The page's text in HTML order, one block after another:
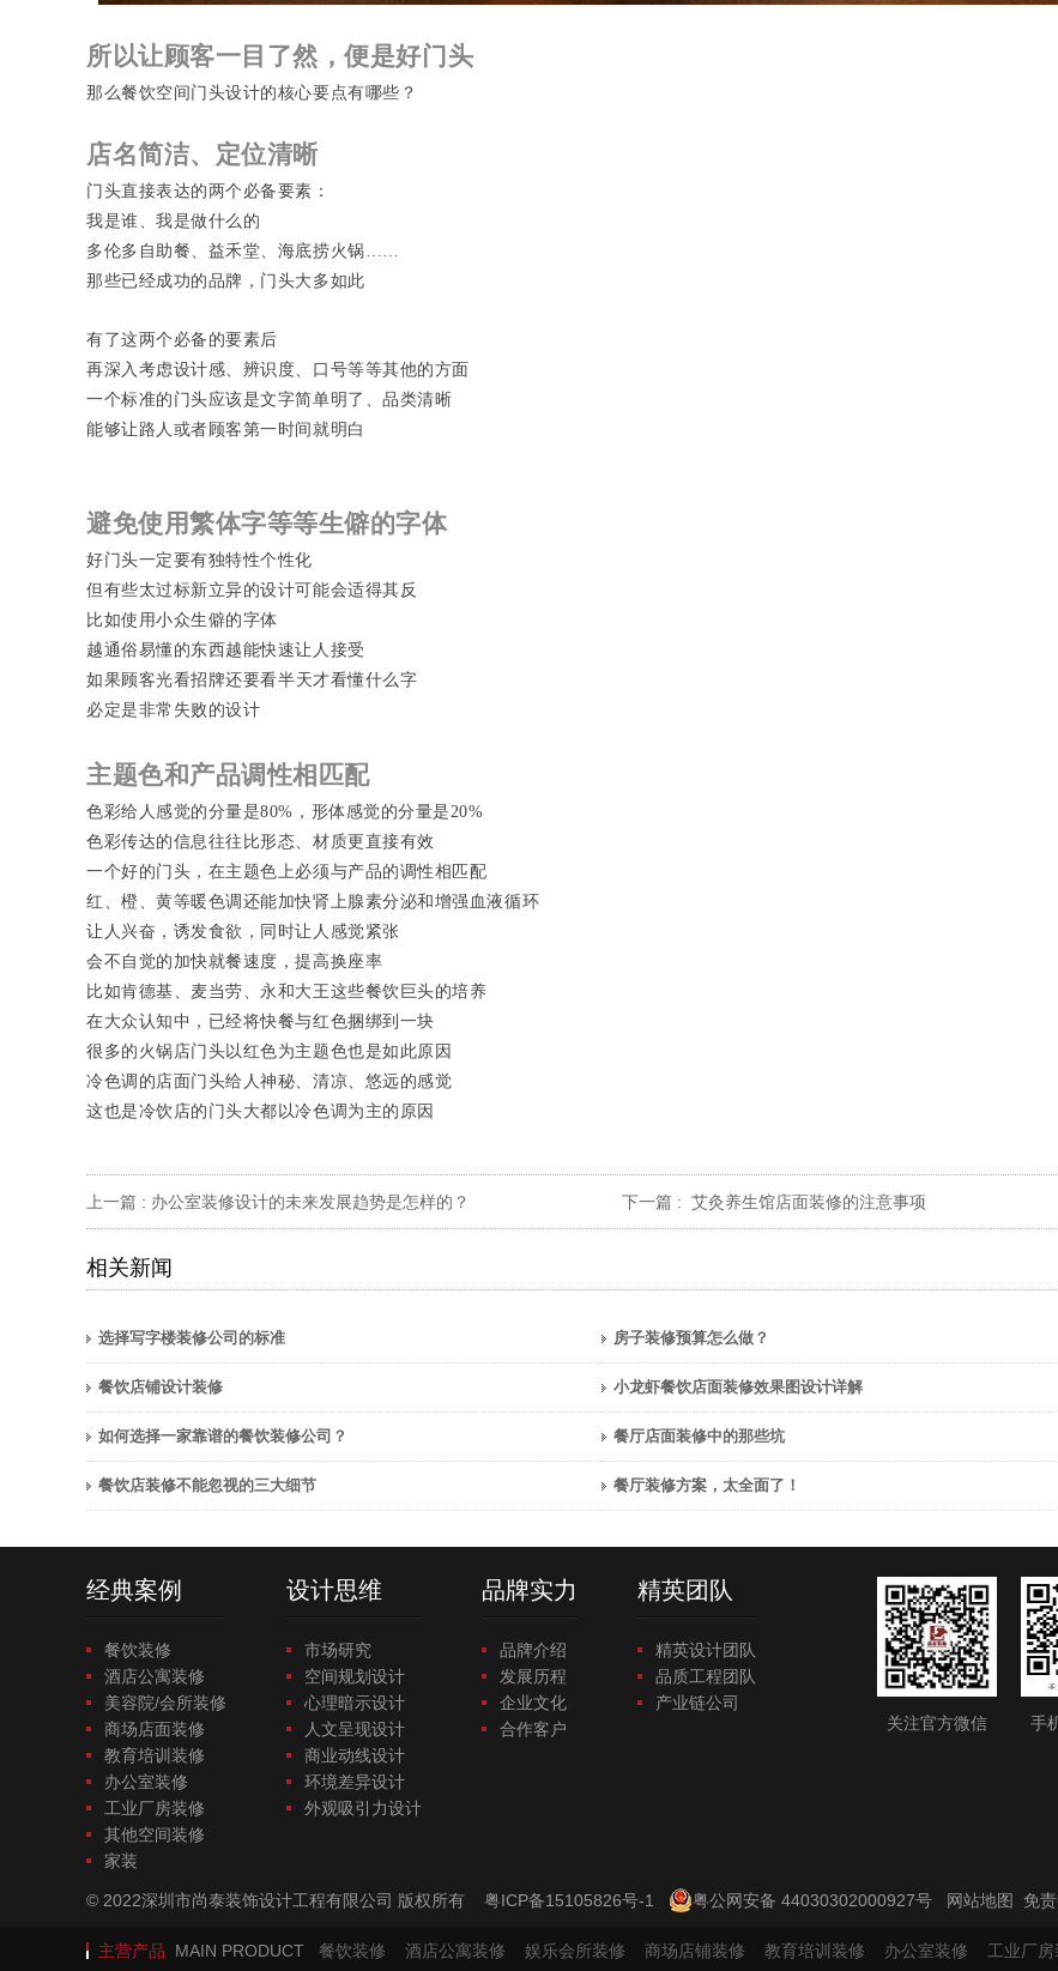
所以让顾客一目了然，便是好门头
那么餐饮空间门头设计的核心要点有哪些？
店名简洁、定位清晰
门头直接表达的两个必备要素：
我是谁、我是做什么的
多伦多自助餐、益禾堂、海底捞火锅……
那些已经成功的品牌，门头大多如此
有了这两个必备的要素后
再深入考虑设计感、辨识度、口号等等其他的方面
一个标准的门头应该是文字简单明了、品类清晰
能够让路人或者顾客第一时间就明白
避免使用繁体字等等生僻的字体
好门头一定要有独特性个性化
但有些太过标新立异的设计可能会适得其反
比如使用小众生僻的字体
越通俗易懂的东西越能快速让人接受
如果 顾客光看招牌还要看半天才看懂什么字
必定是非常失败的设计
主题色和产品调性相匹配
色彩给人感觉的分量是80%，形体感觉的分量是20%
色彩传达的信息往往比形态、材质更直接有效
一个好的门头，在主题色上必须与产品的调性相匹配
红、橙、黄等暖色调还能加快肾上腺素分泌和增强血液循环
让人兴奋，诱发食欲，同时让人感觉紧张
会不自觉的加快就餐速度，提高换座率
比如肯德基、麦当劳、永和大王这些餐饮巨头的培养
在大众认知中，已经将快餐与红色捆绑到一块
很多的火锅店门头以红色为主题色也是如此原因
冷色调的店面门头给人神秘、清凉、悠远的感觉
这也是冷饮店的门头大都以冷色调为主的原因
上一篇 : 办公室装修设计的未来发展趋势是怎样的？ 下一篇 : 艾灸养生馆店面装修的注意事项
相关新闻
选择写字楼装修公司的标准 房子装修预算怎么做？
餐饮店铺设计装修 小龙虾餐饮店面装修效果图设计详解
如何选择一家靠谱的餐饮装修公司？ 餐厅店面装修中的那些坑
餐饮店装修不能忽视的三大细节 餐厅装修方案，太全面了！
经典案例
餐饮装修
酒店公寓装修
美容院/会所装修
商场店面装修
教育培训装修
办公室装修
工业厂房装修
其他空间装修
家装
设计思维
市场研究
空间规划设计
心理暗示设计
人文呈现设计
商业动线设计
环境差异设计
外观吸引力设计
品牌实力
品牌介绍
发展历程
企业文化
合作客户
精英团队
精英设计团队
品质工程团队
产业链公司
关注官方微信
手
© 2022深圳市尚泰装饰设计工程有限公司 版权所有 粤ICP备15105826号-1 粤公网安备 44030302000927号 网站地图 免
主营产品 MAIN PRODUCT 餐饮装修 酒店公寓装修 娱乐会所装修 商场店铺装修 教育培训装修 办公室装修 工业厂房